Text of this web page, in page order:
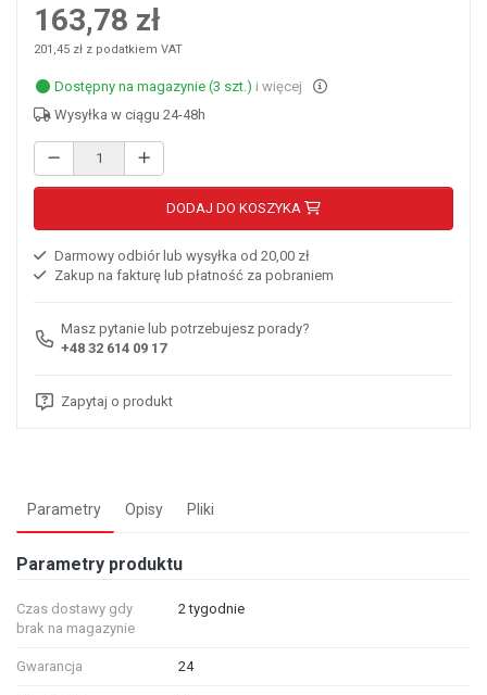
163,78 zł
201,45 zł z podatkiem VAT
Dostępny na magazynie (3 szt.) i więcej
Wysyłka w ciągu 24-48h
DODAJ DO KOSZYKA
Darmowy odbiór lub wysyłka od 20,00 zł
Zakup na fakturę lub płatność za pobraniem
Masz pytanie lub potrzebujesz porady?
+48 32 614 09 17
Zapytaj o produkt
Parametry Opisy Pliki
Parametry produktu
Czas dostawy gdy
brak na magazynie
2 tygodnie
Gwarancja 24